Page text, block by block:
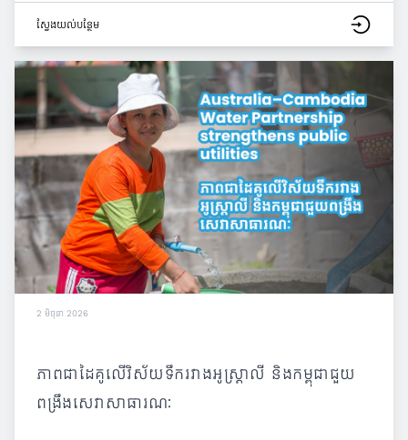
ស្វែង​យល់​បន្ថែម
2 មិថុនា 2026
ភាពជាដៃគូលើវិស័យទឹករវាងអូស្ត្រាលី និងកម្ពុជាជួយ
ពង្រឹងសេវាសាធារណៈ